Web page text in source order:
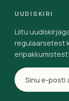
UUDISKIRI
Liitu
regulaarsetest
eripakkumistest!